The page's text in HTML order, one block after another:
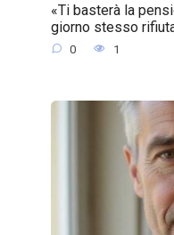
«Ti basterà la
giorno stesso
0 1